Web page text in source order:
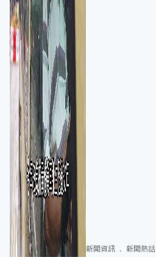
新聞資訊 新聞熱話